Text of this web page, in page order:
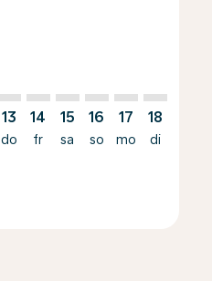
13
do
14
fr
15
sa
16
so
17
mo
18
di